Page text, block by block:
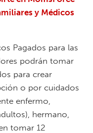
y Médicos
Pagados para las
podrán tomar
para crear
o por cuidados
enfermo,
hermano,
tomar 12